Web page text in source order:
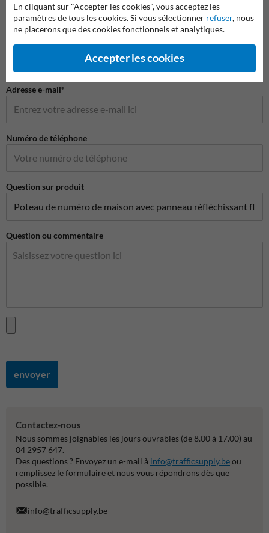
Adresse e-mail*
Numéro de téléphone
Question sur produit
Question ou commentaire
envoyer
Contactez-nous
Nous sommes joignables les jours ouvrables (de 8.00 à 17.00) au
04 2957 647.
Des questions ? Envoyez un e-mail à info@trafficsupply.beou
remplissez le formulaire et nous vous répondrons dès que
possible.
info@trafficsupply.be
En cliquant sur "Accepter les cookies", vous acceptez les
paramètres de tous les cookies. Si vous sélectionner refuser, nous
ne placerons que des cookies fonctionnels et analytiques.
Accepter les cookies